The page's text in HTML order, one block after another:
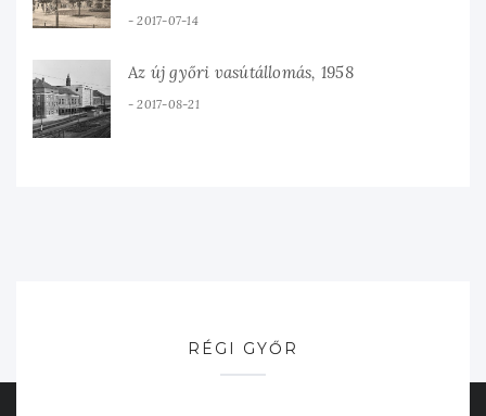
2017-07-14
Az új győri vasútállomás, 1958
2017-08-21
RÉGI GYŐR